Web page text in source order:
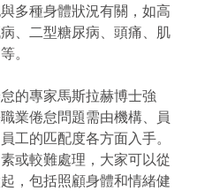
多種身體狀況有關，如高
、二型糖尿病、頭痛、肌
。
的專家馬斯拉赫博士強
業倦怠問題需由機構、員
工的匹配度各方面入手。
或較難處理，大家可以從
，包括照顧身體和情緒健